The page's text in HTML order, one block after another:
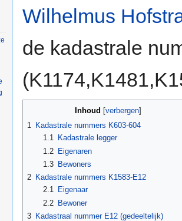
Wilhelmus
de kadastrale
Inhoud verbergen]
1 Kadastrale nummers K603-604
1.1
Kadastrale legger
1.2 Eigenaren
1.3
Bewoners
2 Kadastrale nummers K1583-E12
2.1
Eigenaar
2.2 Bewoner
3 Kadastraal nummer E12 (gedeeltelijk)